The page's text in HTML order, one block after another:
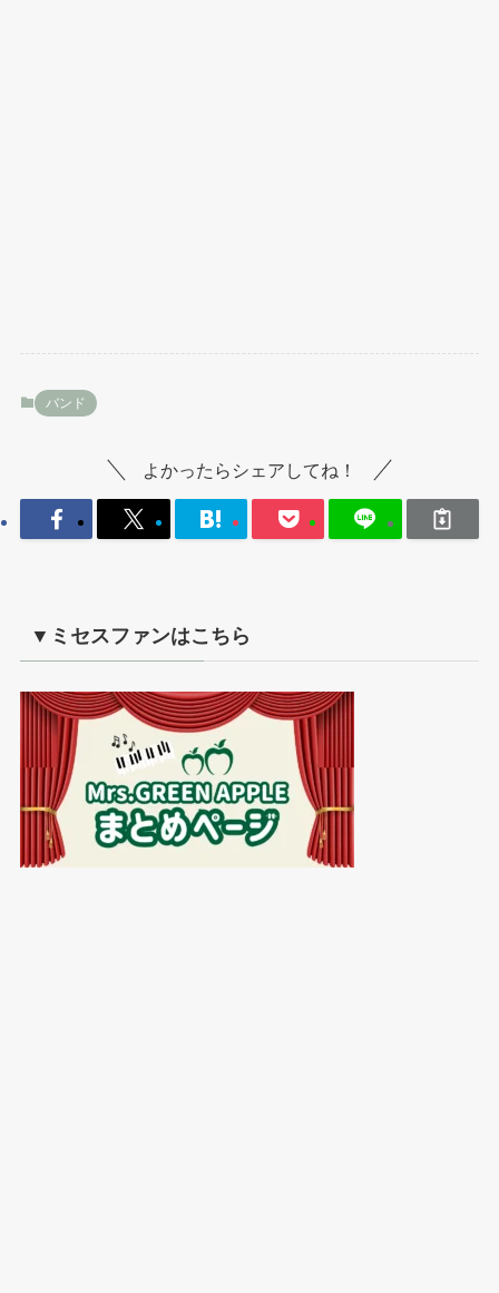
バンド
よかったらシェアしてね！
▼ミセスファンはこちら